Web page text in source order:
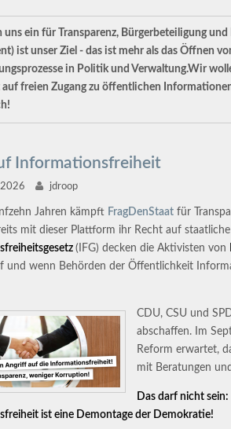
uns ein für Transparenz, Bürgerbeteiligung
ist unser Ziel - das ist mehr als das Öffnen
in Politik und Verwaltung.Wir
auf freien Zugang zu öffentlichen
Informationsfreiheit
jdroop
Jahren kämpft FragDenStaat für
mit dieser Plattform ihr Recht auf
(IFG) decken die Aktivisten von
und wenn Behörden der Öffentlichkeit
CDU, CSU und
abschaffen. Im
Reform erwartet,
mit Beratungen
Das darf nicht
ist eine Demontage der Demokratie!